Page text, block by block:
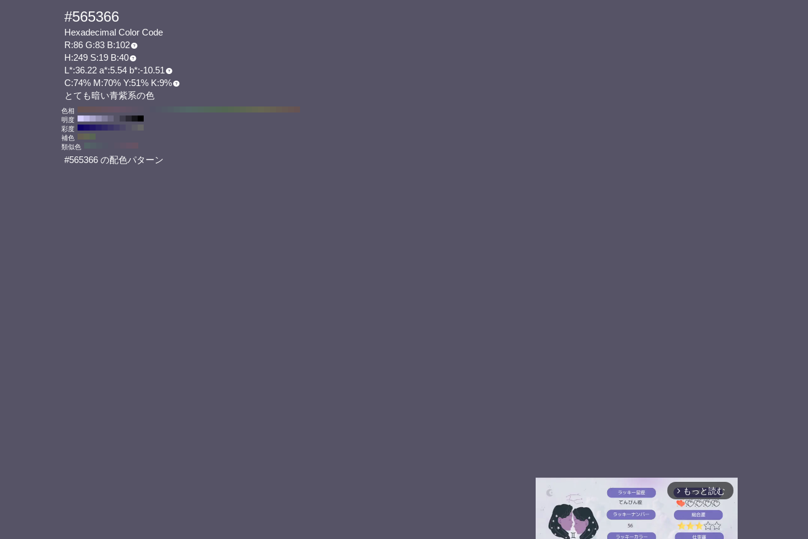
#565366
Hexadecimal Color Code
R:86 G:83 B:102
H:249 S:19 B:40
L*:36.22 a*:5.54 b*:-10.51
C:74% M:70% Y:51% K:9%
とても暗い青紫系の色
色相
明度
彩度
補色
類似色
#565366 の配色パターン
arrow_forward_ios もっと読む